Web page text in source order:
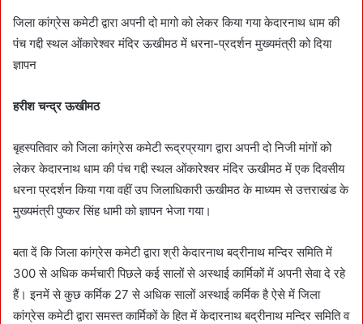
जिला कांग्रेस कमेटी द्वारा अपनी दो मागो को लेकर किया गया केदारनाथ धाम की
पंच गद्दी स्थल ओंकारेश्वर मंदिर ऊखीमठ में धरना-प्रदर्शन मुख्यमंत्री को दिया
ज्ञापन
हरीश चन्द्र ऊखीमठ
बृहस्पतिवार को जिला कांग्रेस कमेटी रूद्रप्रयाग द्वारा अपनी दो निजी मांगों को
लेकर केदारनाथ धाम की पंच गद्दी स्थल ओंकारेश्वर मंदिर ऊखीमठ में एक दिवसीय
धरना प्रदर्शन किया गया वहीं उप जिलाधिकारी ऊखीमठ के माध्यम से उत्तराखंड के
मुख्यमंत्री पुष्कर सिंह धामी को ज्ञापन भेजा गया।
बता दें कि जिला कांग्रेस कमेटी द्वारा श्री केदारनाथ बद्रीनाथ मन्दिर समिति में
300 से अधिक कर्मचारी पिछले कई सालों से अस्थाई कार्मिकों में अपनी सेवा दे रहे
हैं। इनमें से कुछ कर्मिक 27 से अधिक सालों अस्थाई कर्मिक है ऐसे में जिला
कांग्रेस कमेटी द्वारा समस्त कार्मिकों के हित में केदारनाथ बद्रीनाथ मन्दिर समिति व